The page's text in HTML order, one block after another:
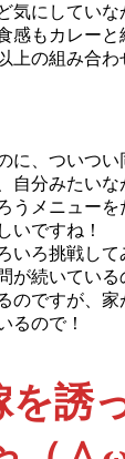
気にしていな
感もカレーと
上の組み合
に、ついつ
自分みたい
うメニュー
いですね！
いろ挑戦して
が続いてい
のですが、
るので！
を誘